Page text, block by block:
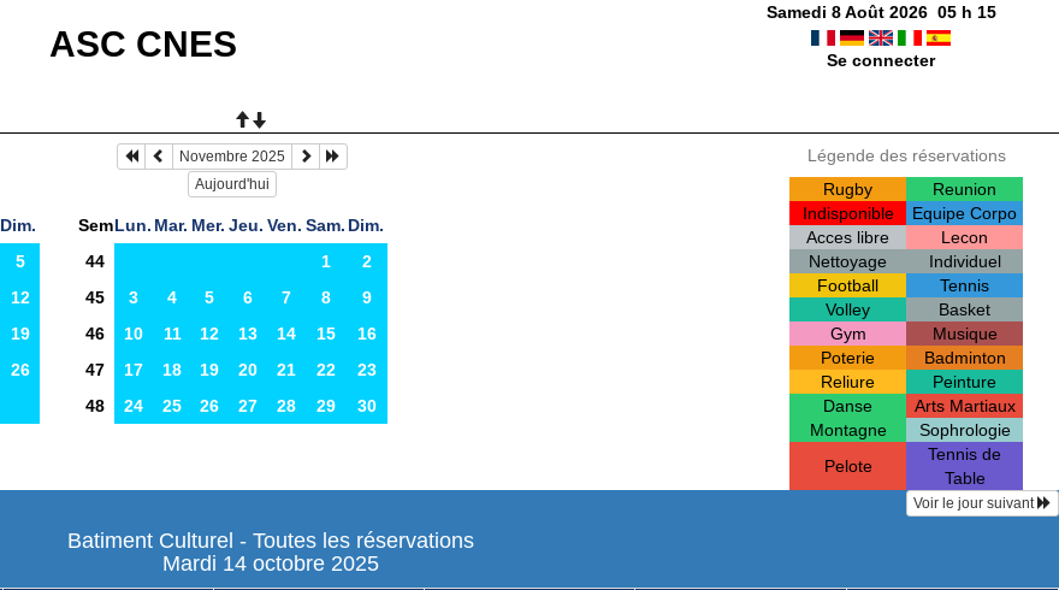
ASC CNES
Samedi 8 Août 2026 05h 15
Se connecter
Dim.
5
12
19
26
Novembre 2025
Aujourd'hui
SemLun. Mar. Mer. Jeu. Ven. Sam. Dim.
44
1
2
45
3 4 5 6 7 8
9
46
10 11 12 13 14 15
16
47
17 18 19 20 21 22
23
48
24 25 26 27 28 29 30
Légende des réservations
Rugby
Reunion
Indisponible
Equipe Corpo
Acces libre
Lecon
Nettoyage
Individuel
Football
Tennis
Volley
Basket
Gym
Musique
Poterie
Badminton
Reliure
Peinture
Danse
Arts Martiaux
Montagne
Sophrologie
Pelote
Tennis de
Table
Voir le jour suivant
Batiment Culturel - Toutes les réservations
Mardi 14 octobre 2025